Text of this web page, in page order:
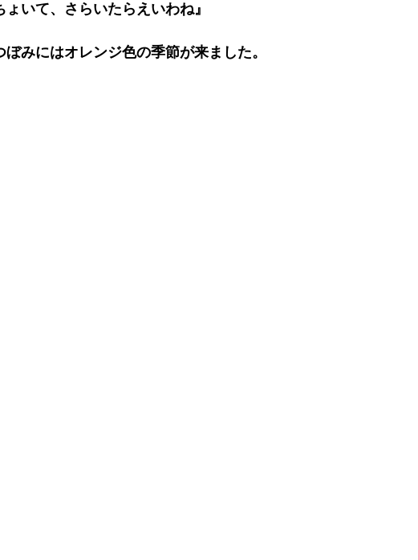
ょいて、さらいたらえいわね』
みにはオレンジ色の季節が来ました。